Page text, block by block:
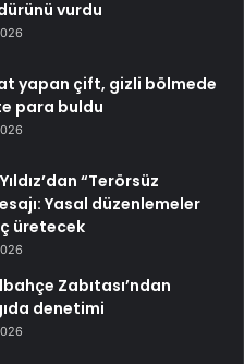
vurdu
yapan çift, gizli bölmede
para buldu
“Terörsüz
Yasal düzenlemeler
üretecek
Zabıtası’ndan
denetimi